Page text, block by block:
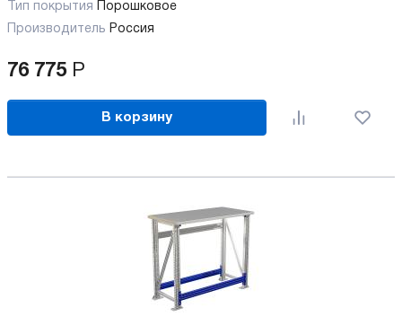
Тип покрытия
Порошковое
Производитель Россия
76 775 Р
В корзину